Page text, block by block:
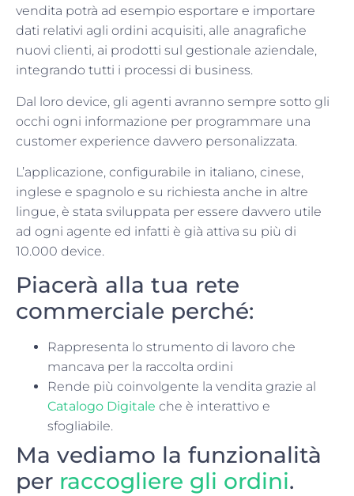
vendita potrà ad esempio esportare e importare
dati relativi agli ordini acquisiti, alle anagrafiche
nuovi clienti, ai prodotti sul gestionale aziendale,
integrando tutti i processi di business.
Dal loro device, gli agenti avranno sempre sotto gli
occhi ogni informazione per programmare una
customer experience davvero personalizzata.
L’applicazione, configurabile in italiano, cinese,
inglese e spagnolo e su richiesta anche in altre
lingue, è stata sviluppata per essere davvero utile
ad ogni agente ed infatti è già attiva su più di
10.000 device.
Piacerà alla tua rete
commerciale perché:
Rappresenta lo strumento di lavoro che
mancava per la raccolta ordini
Rende più coinvolgente la vendita grazie al
Catalogo Digitale che è interattivo e
sfogliabile.
Ma vediamo la funzionalità
per raccogliere gli ordini.